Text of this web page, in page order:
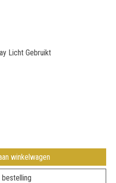
Licht Gebruikt
winkelwagen
bestelling